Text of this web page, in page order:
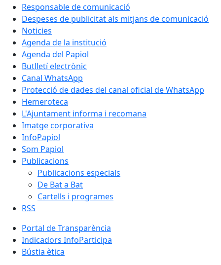
Responsable de comunicació
Despeses de publicitat als mitjans de comunicació
Noticies
Agenda de la institució
Agenda del Papiol
Butlletí electrònic
Canal WhatsApp
Protecció de dades del canal oficial de WhatsApp
Hemeroteca
L'Ajuntament informa i recomana
Imatge corporativa
InfoPapiol
Som Papiol
Publicacions
Publicacions especials
De Bat a Bat
Cartells i programes
RSS
Portal de Transparència
Indicadors InfoParticipa
Bústia ètica